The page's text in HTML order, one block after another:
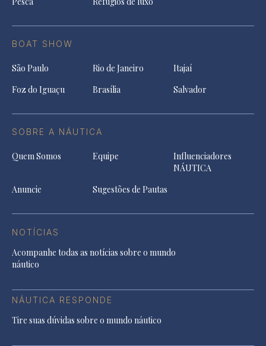
BOAT SHOW
São Paulo Rio de Janeiro
Itajaí
Foz do Iguaçu
Brasília Salvador
SOBRE A NÁUTICA
Quem Somos Equipe
Influenciadores
NÁUTICA
Anuncie
Sugestões de Pautas
NOTÍCIAS
Acompanhe todas as notícias sobre o mundo
náutico
NÁUTICA RESPONDE
Tire suas dúvidas sobre o mundo náutico